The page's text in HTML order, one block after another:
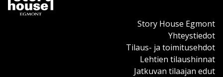
Story House Egmont
Yhteystiedot
Tilaus- ja toimitusehdot
Lehtien tilaushinnat
Jatkuvan tilaajan edut